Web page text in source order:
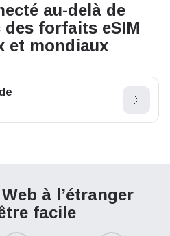
au-delà de
des forfaits eSIM
et mondiaux
à l’étranger
facile